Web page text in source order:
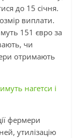
до 15 січня.
виплати.
151 євро за
чи
отримають
нагетси і
фермери
утилізацію